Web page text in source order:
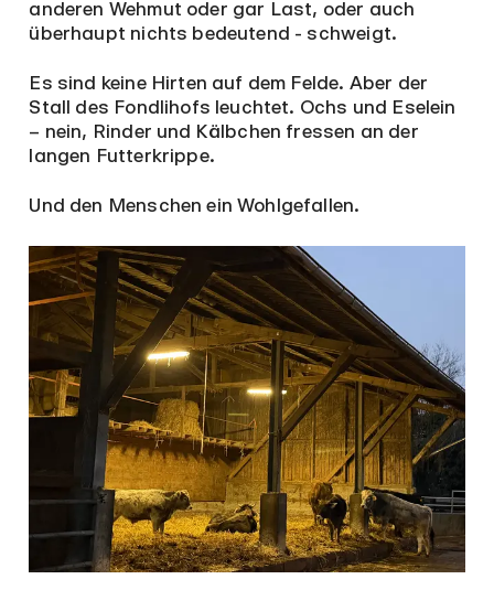
anderen Wehmut oder gar Last, oder auch
überhaupt nichts bedeutend - schweigt.
Es sind keine Hirten auf dem Felde. Aber der
Stall des Fondlihofs leuchtet. Ochs und Eselein
– nein, Rinder und Kälbchen fressen an der
langen Futterkrippe.
Und den Menschen ein Wohlgefallen.